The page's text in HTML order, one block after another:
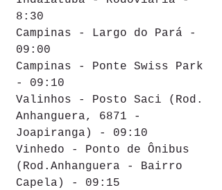
8:30
Campinas - Largo do Pará -
09:00
Campinas - Ponte Swiss Park
- 09:10
Valinhos - Posto Saci (Rod.
Anhanguera, 6871 -
Joapiranga) - 09:10
Vinhedo - Ponto de Ônibus
(Rod.Anhanguera - Bairro
Capela) - 09:15